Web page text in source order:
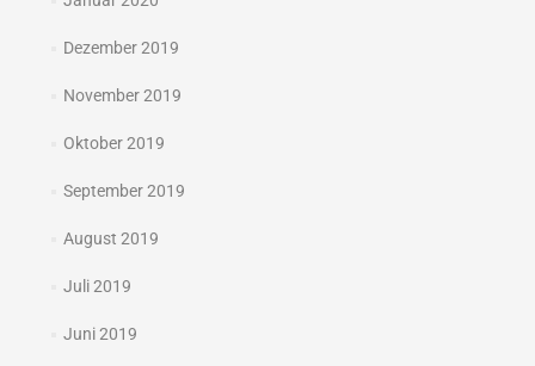
Dezember 2019
November 2019
Oktober 2019
September 2019
August 2019
Juli 2019
Juni 2019